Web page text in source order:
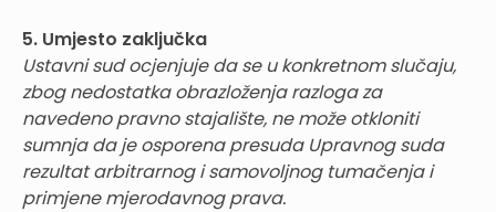
5. Umjesto zaključka
Ustavni sud ocjenjuje da se u konkretnom slučaju,
zbog nedostatka obrazloženja razloga za
navedeno pravno stajalište, ne može otkloniti
sumnja da je osporena presuda Upravnog suda
rezultat arbitrarnog i samovoljnog tumačenja i
primjene mjerodavnog prava.